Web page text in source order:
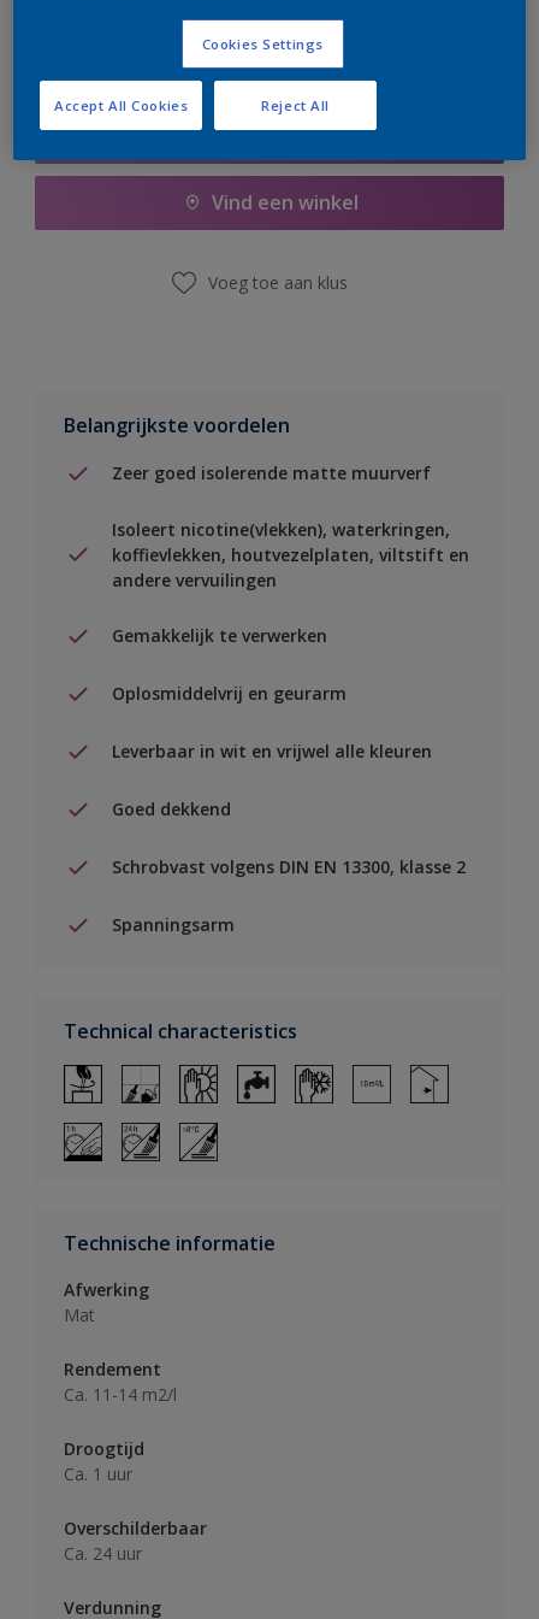
Boodschappenlijst
Vind een winkel
Voeg toe aan klus
Belangrijkste voordelen
Zeer goed isolerende matte muurverf
Isoleert nicotine(vlekken), waterkringen,
koffievlekken, houtvezelplaten, viltstift en
andere vervuilingen
Gemakkelijk te verwerken
Oplosmiddelvrij en geurarm
Leverbaar in wit en vrijwel alle kleuren
Goed dekkend
Schrobvast volgens DIN EN 13300, klasse 2
Spanningsarm
Technical characteristics
Technische informatie
Afwerking
Mat
Rendement
Ca. 11-14 m2/l
Droogtijd
Ca. 1 uur
Overschilderbaar
Ca. 24 uur
Verdunning
Cookies Settings
Reject All
Accept All Cookies